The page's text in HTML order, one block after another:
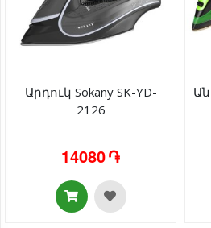
Արդուկ Sokany SK-YD-
2126
14080 ֏